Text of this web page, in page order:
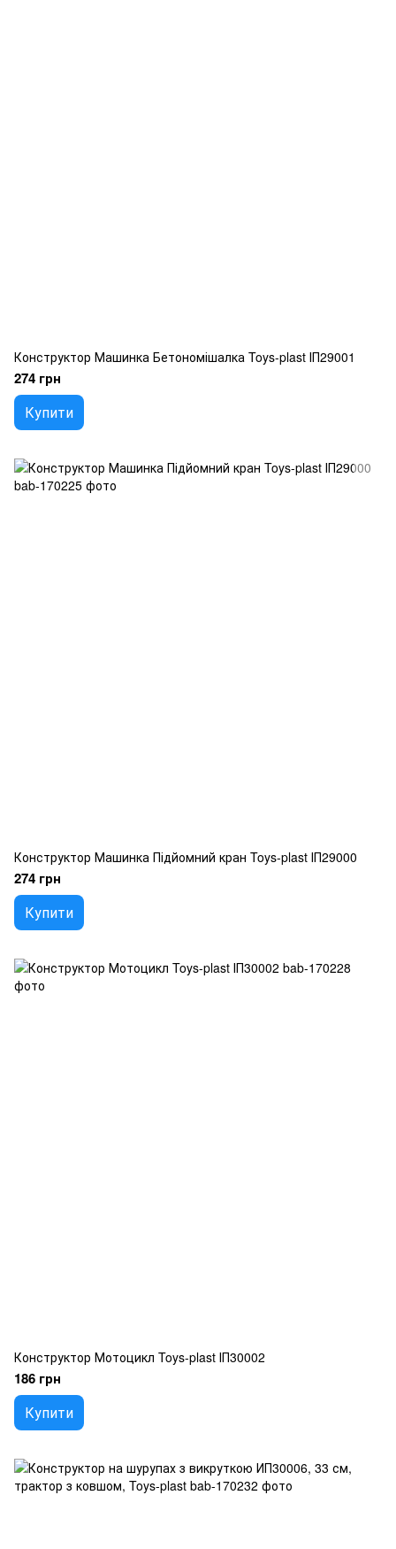
Конструктор Машинка Бетономішалка Toys-plast ІП29001
274 грн
Купити
Конструктор Машинка Підйомний кран Toys-plast ІП29000
274 грн
Купити
Конструктор Мотоцикл Toys-plast ІП30002
186 грн
Купити